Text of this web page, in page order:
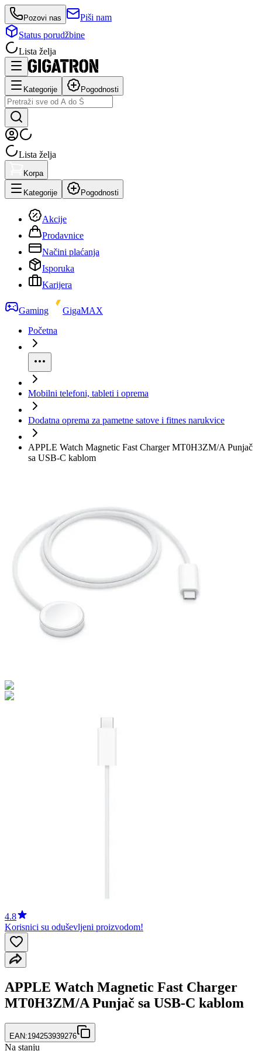
Pozovi nas
Piši nam
Status porudžbine
Lista želja
Kategorije Pogodnosti
Lista želja
Korpa
Kategorije Pogodnosti
Akcije
Prodavnice
Načini plaćanja
Isporuka
Karijera
Gaming
GigaMAX
Početna
Mobilni telefoni, tableti i oprema
Dodatna oprema za pametne satove i fitnes narukvice
APPLE Watch Magnetic Fast Charger MT0H3ZM/A Punjač
sa USB-C kablom
4.8
Korisnici su oduševljeni proizvodom!
APPLE Watch Magnetic Fast Charger
MT0H3ZM/A Punjač sa USB-C kablom
EAN:194253939276
Na stanju